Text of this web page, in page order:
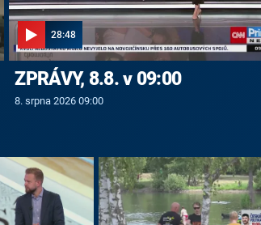
28:48
ZPRÁVY, 8.8. v 09:00
8. srpna 2026 09:00